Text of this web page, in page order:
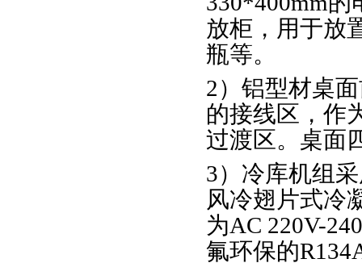
放柜，用于放
瓶等。
2）铝型材桌
的接线区，作
过渡区。桌面
3）冷库机组
风冷翅片式冷
为AC 220V-
氟环保的